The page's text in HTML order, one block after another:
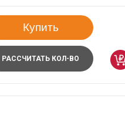
Купить
РАССЧИТАТЬ КОЛ-ВО